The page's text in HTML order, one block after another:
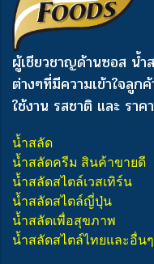
ผู้เชียวชาญด้านซอส น้ำ
ต่างๆที่มีความเข้าใจลูก
ใช้งาน รสชาติ และ ราคา
น้ำสลัด
น้ำสลัดครีม สินค้าขายดี
น้ำสลัดสไตล์เวสเทิร์น
น้ำสลัดสไตล์ญี่ปุ่น
น้ำสลัดเพื่อสุขภาพ
น้ำสลัดสไตล์ไทยและอื่นๆ